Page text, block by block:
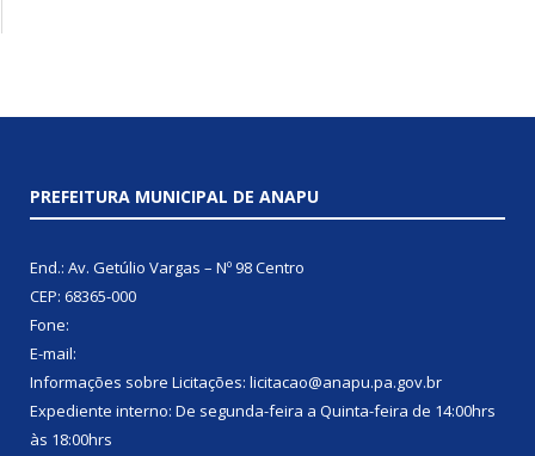
PREFEITURA MUNICIPAL DE ANAPU
End.: Av. Getúlio Vargas – Nº 98 Centro
CEP: 68365-000
Fone:
E-mail:
Informações sobre Licitações: licitacao@anapu.pa.gov.br
Expediente interno: De segunda-feira a Quinta-feira de 14:00hrs
às 18:00hrs